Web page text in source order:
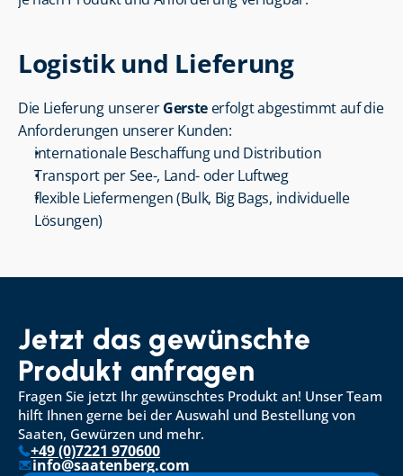
Logistik und Lieferung
Die Lieferung unserer Gerste erfolgt abgestimmt auf die
Anforderungen unserer Kunden:
internationale Beschaffung und Distribution
Transport per See-, Land- oder Luftweg
flexible Liefermengen (Bulk, Big Bags, individuelle
Lösungen)
Jetzt das gewünschte
Produkt anfragen
Fragen Sie jetzt Ihr gewünschtes Produkt an! Unser Team
hilft Ihnen gerne bei der Auswahl und Bestellung von
Saaten, Gewürzen und mehr.
+49 (0)7221 970600
info@saatenberg.com